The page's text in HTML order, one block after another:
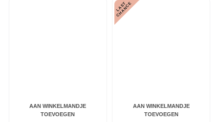
AAN WINKELMANDJE
TOEVOEGEN
AAN WINKELMANDJE
TOEVOEGEN
L
A
S
T
C
H
A
N
C
E